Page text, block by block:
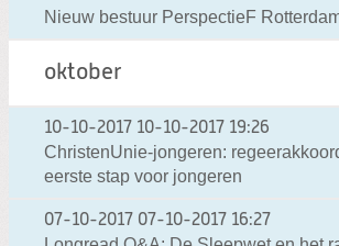
Nieuw bestuur PerspectieF
oktober
10-10-2017 10-10-2017 19:26
ChristenUnie-jongeren:
eerste stap voor jongeren
07-10-2017 07-10-2017 16:27